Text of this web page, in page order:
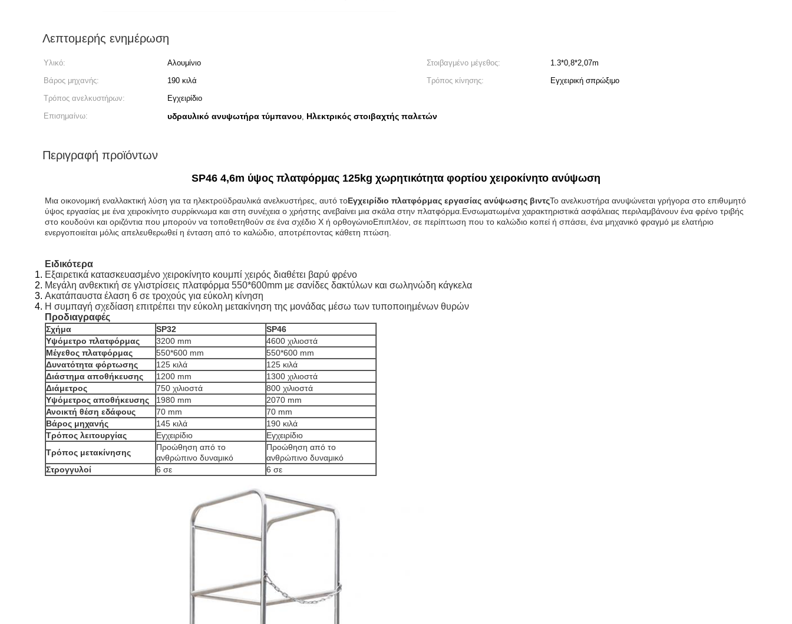
Λεπτομερής ενημέρωση
Υλικό: Αλουμίνιο Στοιβαγμένο μέγεθος:
1.3*0,8*2,07m
Βάρος μηχανής:
190 κιλά Τρόπος κίνησης:
Εγχειρική σπρώξιμο
Τρόπος ανελκυστήρων:
Εγχειρίδιο
Επισημαίνω:
υδραυλικό ανυψωτήρα τύμπανου, Ηλεκτρικός στοιβαχτής παλετών
Περιγραφή προϊόντων
SP46 4,6m ύψος πλατφόρμας 125kg χωρητικότητα φορτίου χειροκίνητο ανύψωση
Μια οικονομική εναλλακτική λύση για τα ηλεκτροϋδραυλικά ανελκυστήρες, αυτό τοΕγχειρίδιο πλατφόρμας εργασίας ανύψωσης βιντςΤο ανελκυστήρα ανυψώνεται γρήγορα στο επιθυμητό
ύψος εργασίας με ένα χειροκίνητο συρρίκνωμα και στη συνέχεια ο χρήστης ανεβαίνει μια σκάλα στην πλατφόρμα.Ενσωματωμένα χαρακτηριστικά ασφάλειας περιλαμβάνουν ένα φρένο τριβής
στο κουδούνι και οριζόντια που μπορούν να τοποθετηθούν σε ένα σχέδιο X ή ορθογώνιοΕπιπλέον, σε περίπτωση που το καλώδιο κοπεί ή σπάσει, ένα μηχανικό φραγμό με ελατήριο
ενεργοποιείται μόλις απελευθερωθεί η ένταση από το καλώδιο, αποτρέποντας κάθετη πτώση.
Ειδικότερα
Εξαιρετικά κατασκευασμένο χειροκίνητο κουμπί χειρός διαθέτει βαρύ φρένο
Μεγάλη ανθεκτική σε γλιστρίσεις πλατφόρμα 550*600mm με σανίδες δακτύλων και σωληνώδη κάγκελα
Ακατάπαυστα έλαση 6 σε τροχούς για εύκολη κίνηση
Η συμπαγή σχεδίαση επιτρέπει την εύκολη μετακίνηση της μονάδας μέσω των τυποποιημένων θυρών
Προδιαγραφές
Σχήμα SP32
SP46
Υψόμετρο πλατφόρμας
3200 mm
4600 χιλιοστά
Μέγεθος πλατφόρμας
550*600 mm
550*600 mm
Δυνατότητα φόρτωσης
125 κιλά
125 κιλά
Διάστημα αποθήκευσης
1200 mm
1300 χιλιοστά
Διάμετρος
750 χιλιοστά
800 χιλιοστά
Υψόμετρος αποθήκευσης
1980 mm
2070 mm
Ανοικτή θέση εδάφους
70 mm
70 mm
Βάρος μηχανής
145 κιλά
190 κιλά
Τρόπος λειτουργίας
Εγχειρίδιο
Εγχειρίδιο
Τρόπος μετακίνησης
Προώθηση από το
ανθρώπινο δυναμικό
Προώθηση από το
ανθρώπινο δυναμικό
Στρογγυλοί
6 σε 6 σε